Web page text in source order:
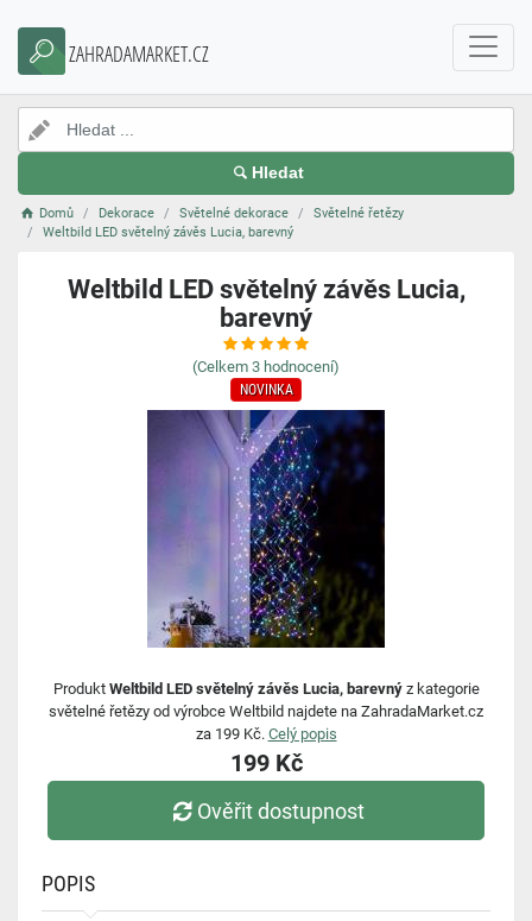
ZAHRADAMARKET.CZ
Hledat
Domů Dekorace Světelné dekorace
Světelné řetězy
Weltbild LED světelný závěs Lucia, barevný
Weltbild LED světelný závěs Lucia,
barevný
(Celkem 3 hodnocení)
NOVINKA
Produkt Weltbild LED světelný závěs Lucia, barevnýz kategorie
světelné řetězy od výrobce Weltbild najdete na ZahradaMarket.cz
za 199 Kč. Celý popis
199 Kč
Ověřit dostupnost
POPIS